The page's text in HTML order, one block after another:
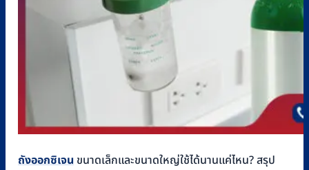
ถังออกซิเจน ขนาดเล็กและขนาดใหญ่ใช้ได้นานแค่ไหน? สรุป